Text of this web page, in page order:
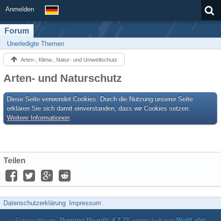
Anmelden
Forum
Unerledigte Themen
Arten-, Klima-, Natur- und Umweltschutz
Arten- und Naturschutz
Diese Seite verwendet Cookies. Durch die Nutzung unserer Seite
erklären Sie sich damit einverstanden, dass wir Cookies setzen.
Weitere Informationen
Teilen
Datenschutzerklärung Impressum